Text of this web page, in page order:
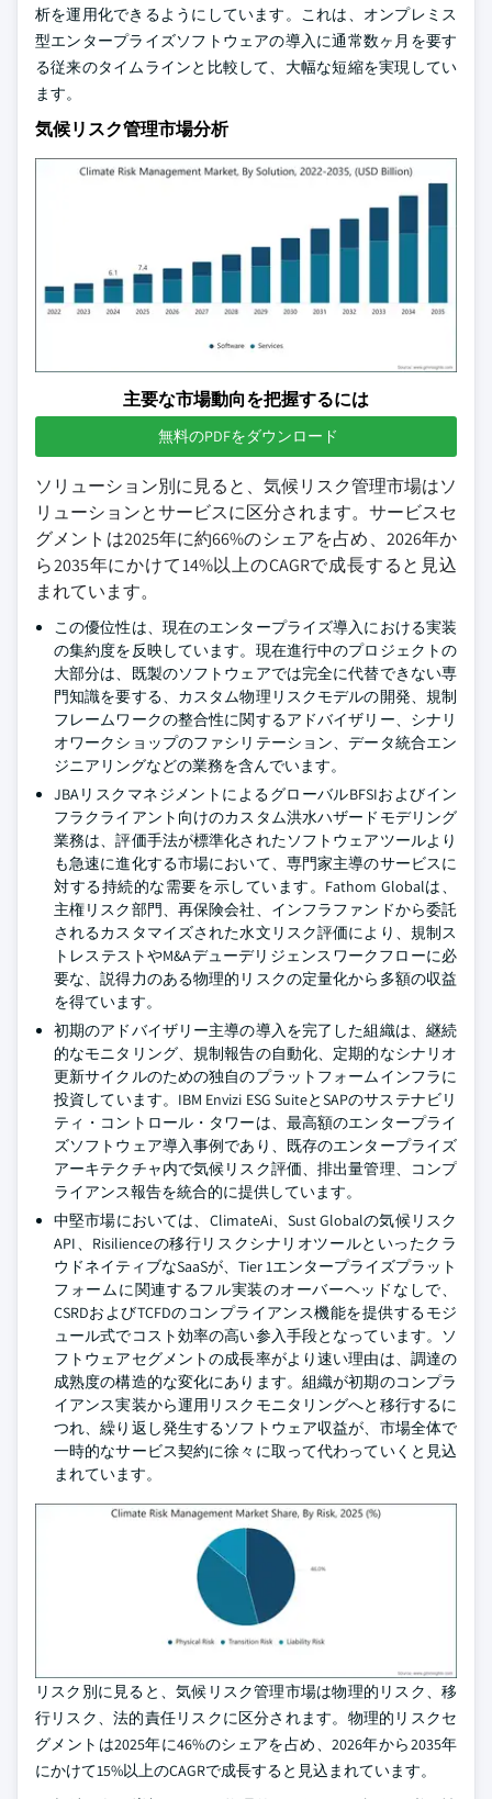
析を運用化できるようにしています。これは、オンプレミス
型エンタープライズソフトウェアの導入に通常数ヶ月を要す
る従来のタイムラインと比較して、大幅な短縮を実現してい
ます。
気候リスク管理市場分析
主要な市場動向を把握するには
無料のPDFをダウンロード
ソリューション別に見ると、気候リスク管理市場はソ
リューションとサービスに区分されます。サービスセ
グメントは2025年に約66%のシェアを占め、2026年か
ら2035年にかけて14%以上のCAGRで成長すると見込
まれています。
この優位性は、現在のエンタープライズ導入における実装
の集約度を反映しています。現在進行中のプロジェクトの
大部分は、既製のソフトウェアでは完全に代替できない専
門知識を要する、カスタム物理リスクモデルの開発、規制
フレームワークの整合性に関するアドバイザリー、シナリ
オワークショップのファシリテーション、データ統合エン
ジニアリングなどの業務を含んでいます。
JBAリスクマネジメントによるグローバルBFSIおよびイン
フラクライアント向けのカスタム洪水ハザードモデリング
業務は、評価手法が標準化されたソフトウェアツールより
も急速に進化する市場において、専門家主導のサービスに
対する持続的な需要を示しています。Fathom Globalは、
主権リスク部門、再保険会社、インフラファンドから委託
されるカスタマイズされた水文リスク評価により、規制ス
トレステストやM&Aデューデリジェンスワークフローに必
要な、説得力のある物理的リスクの定量化から多額の収益
を得ています。
初期のアドバイザリー主導の導入を完了した組織は、継続
的なモニタリング、規制報告の自動化、定期的なシナリオ
更新サイクルのための独自のプラットフォームインフラに
投資しています。IBM Envizi ESG SuiteとSAPのサステナビリ
ティ・コントロール・タワーは、最高額のエンタープライ
ズソフトウェア導入事例であり、既存のエンタープライズ
アーキテクチャ内で気候リスク評価、排出量管理、コンプ
ライアンス報告を統合的に提供しています。
中堅市場においては、ClimateAi、Sust Globalの気候リスク
API、Risilienceの移行リスクシナリオツールといったクラ
ウドネイティブなSaaSが、Tier 1エンタープライズプラット
フォームに関連するフル実装のオーバーヘッドなしで、
CSRDおよびTCFDのコンプライアンス機能を提供するモジ
ュール式でコスト効率の高い参入手段となっています。ソ
フトウェアセグメントの成長率がより速い理由は、調達の
成熟度の構造的な変化にあります。組織が初期のコンプラ
イアンス実装から運用リスクモニタリングへと移行するに
つれ、繰り返し発生するソフトウェア収益が、市場全体で
一時的なサービス契約に徐々に取って代わっていくと見込
まれています。
リスク別に見ると、気候リスク管理市場は物理的リスク、移
行リスク、法的責任リスクに区分されます。物理的リスクセ
グメントは2025年に46%のシェアを占め、2026年から2035年
にかけて15%以上のCAGRで成長すると見込まれています。